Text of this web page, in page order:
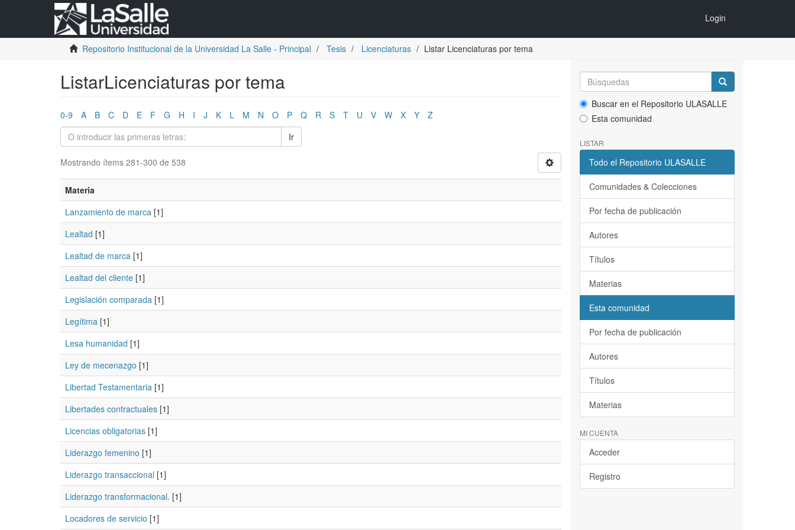
Login
Repositorio Institucional de la Universidad La Salle - Principal Tesis Licenciaturas Listar Licenciaturas por tema
ListarLicenciaturas por tema
0-9 A B C D E F G H I J K L M N O P Q R S T U V W X Y
Z
Ir
Mostrando ítems 281-300 de 538
Materia
Lanzamiento de marca [1]
Lealtad [1]
Lealtad de marca [1]
Lealtad del cliente [1]
Legislación comparada [1]
Legítima [1]
Lesa humanidad [1]
Ley de mecenazgo [1]
Libertad Testamentaria [1]
Libertades contractuales [1]
Licencias obligatorias [1]
Liderazgo femenino [1]
Liderazgo transaccional [1]
Liderazgo transformacional. [1]
Locadores de servicio [1]
Buscar en el Repositorio ULASALLE
Esta comunidad
LISTAR
Todo el Repositorio ULASALLE
Comunidades & Colecciones
Por fecha de publicación
Autores
Títulos
Materias
Esta comunidad
Por fecha de publicación
Autores
Títulos
Materias
MI CUENTA
Acceder
Registro